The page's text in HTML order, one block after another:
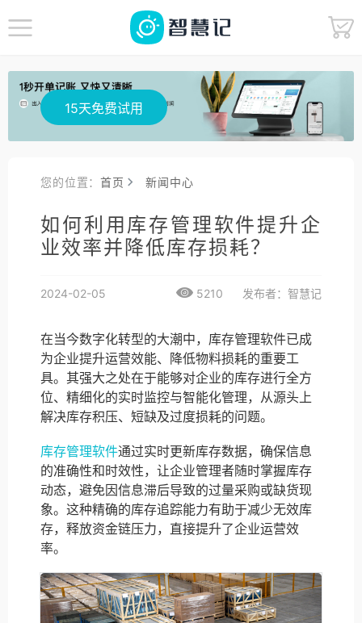
15天免费试用
您的位置：首页 新闻中心
如何利用库存管理软件提升企
业效率并降低库存损耗？
2024-02-05 5210 发布者：智慧记
在当今数字化转型的大潮中，库存管理软件已成
为企业提升运营效能、降低物料损耗的重要工
具。其强大之处在于能够对企业的库存进行全方
位、精细化的实时监控与智能化管理，从源头上
解决库存积压、短缺及过度损耗的问题。
库存管理软件通过实时更新库存数据，确保信息
的准确性和时效性，让企业管理者随时掌握库存
动态，避免因信息滞后导致的过量采购或缺货现
象。这种精确的库存追踪能力有助于减少无效库
存，释放资金链压力，直接提升了企业运营效
率。